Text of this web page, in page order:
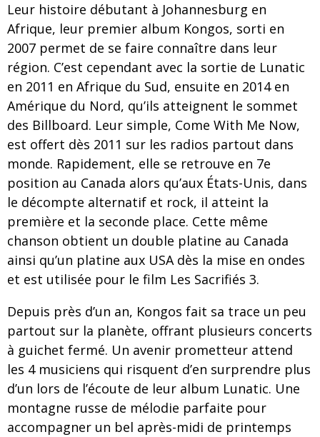
Leur histoire débutant à Johannesburg en
Afrique, leur premier album Kongos, sorti en
2007 permet de se faire connaître dans leur
région. C’est cependant avec la sortie de Lunatic
en 2011 en Afrique du Sud, ensuite en 2014 en
Amérique du Nord, qu’ils atteignent le sommet
des Billboard. Leur simple, Come With Me Now,
est offert dès 2011 sur les radios partout dans
monde. Rapidement, elle se retrouve en 7e
position au Canada alors qu’aux États-Unis, dans
le décompte alternatif et rock, il atteint la
première et la seconde place. Cette même
chanson obtient un double platine au Canada
ainsi qu’un platine aux USA dès la mise en ondes
et est utilisée pour le film Les Sacrifiés 3.
Depuis près d’un an, Kongos fait sa trace un peu
partout sur la planète, offrant plusieurs concerts
à guichet fermé. Un avenir prometteur attend
les 4 musiciens qui risquent d’en surprendre plus
d’un lors de l’écoute de leur album Lunatic. Une
montagne russe de mélodie parfaite pour
accompagner un bel après-midi de printemps